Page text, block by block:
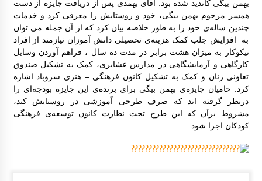
علی اکبر امیر خوئی برگزیده مسابقات علمی کا
ربردی از مراکز آموزشی خراسان جنوبی مسابقا
ت کشوری
گزارش سفر لرستان
برگزاری کارگاه ترویج خواندن
گزارش برگزاری کارگاه های کانون توسعه فرهنگ
بهمن بیگی کاندید شده بود. آقای بهمدی پس از دریافت جایزه از دست
همسر مرحوم بهمن بیگی، خود و روستایش را معرفی کرد و خدمات
چندین ساله‌ی خود را به طور خلاصه بیان کرد که از آن جمله می توان
به افزایش جلب کمک هزینه‌ی تحصیلی دانش آموزان نیازمند از افراد
نیکوکار به میزان هشت برابر در مدت ده سال ، فراهم آوردن وسایل
کارگاهی و آزمایشگاهی در مدارس عشایری، کمک به تشکیل صندوق
تعاونی زنان و کمک به تشکیل کانون فرهنگی – هنری سروباد اشاره
کرد. حامیان جایزه‌ی بهمن بیگی برای برنده‌ی این جایزه بودجه‌ای را
درنظر گرفته اند که صرف طرحی آموزشی در روستایش کند،
مشروط برآن که این طرح تحت نظارت کانون توسعه‌ی فرهنگی
کودکان اجرا شود.